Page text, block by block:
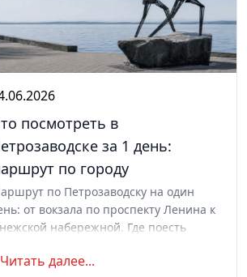
посмотреть в
за 1 день:
по городу
по Петрозаводску на один
от вокзала по проспекту Ленина к
набережной. Где поесть
Карелии.
Читать далее...